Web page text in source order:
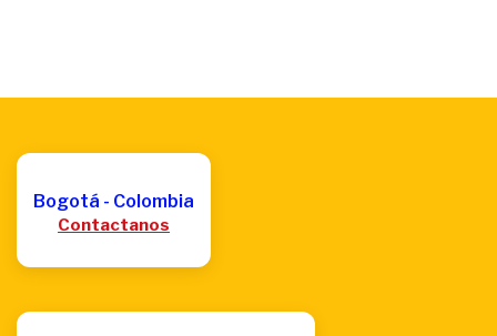
Bogotá - Colombia
Contactanos